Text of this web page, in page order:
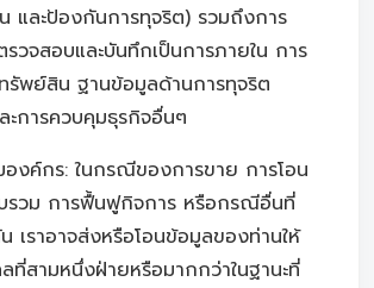
และป้องกันการทุจริต) รวมถึงการ
รวจสอบและบันทึกเป็นการภายใน การ
รัพย์สิน ฐานข้อมูลด้านการทุจริต
ะการควบคุมธุรกิจอื่นๆ
องค์กร: ในกรณีของการขาย การโอน
รวม การฟื้นฟูกิจการ หรือกรณีอื่นที่
เราอาจส่งหรือโอนข้อมูลของท่านให้
ที่สามหนึ่งฝ่ายหรือมากกว่าในฐานะที่